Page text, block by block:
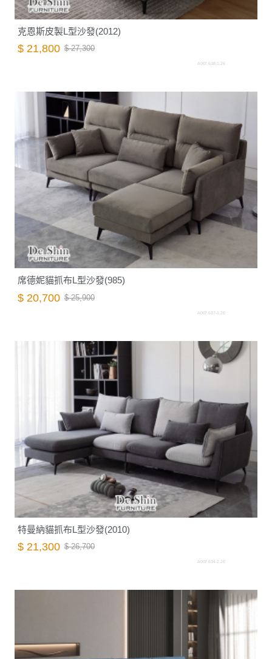
克恩斯皮製L型沙發(2012)
$ 21,800 $ 27,300
A007.638-1.26
席德妮貓抓布L型沙發(985)
$ 20,700 $ 25,900
A007.637-1.26
特曼納貓抓布L型沙發(2010)
$ 21,300 $ 26,700
A007.634-2.26